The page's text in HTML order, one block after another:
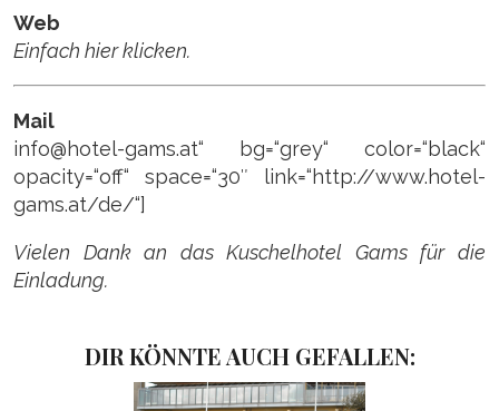
Web
Einfach hier klicken.
Mail
info@hotel-gams.at“ bg=“grey“ color=“black“
opacity=“off“ space=“30″ link=“http://www.hotel-
gams.at/de/“]
Vielen Dank an das Kuschelhotel Gams für die
Einladung.
DIR KÖNNTE AUCH GEFALLEN: